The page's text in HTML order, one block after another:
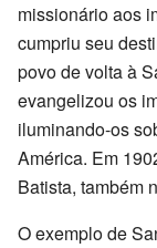
missionário aos
cumpriu seu
povo de volta à
evangelizou os
iluminando-os
América. Em
Batista, também
O exemplo de